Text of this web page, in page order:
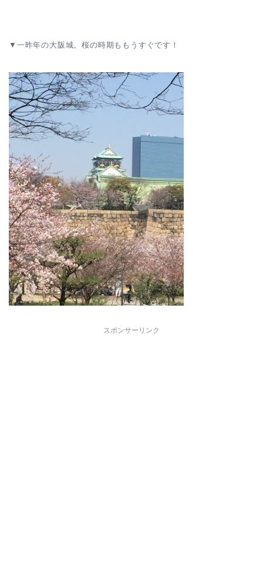
▼一昨年の大阪城。桜の時期ももうすぐです！
スポンサーリンク